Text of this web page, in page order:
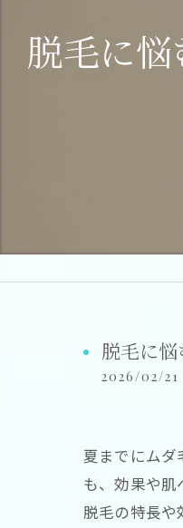
脱毛に
脱毛に
2026/02/21
夏までにムダ
も、効果や肌
脱毛の特長や